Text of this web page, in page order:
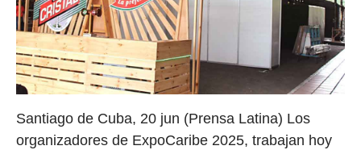
Santiago de Cuba, 20 jun (Prensa Latina) Los
organizadores de ExpoCaribe 2025, trabajan hoy